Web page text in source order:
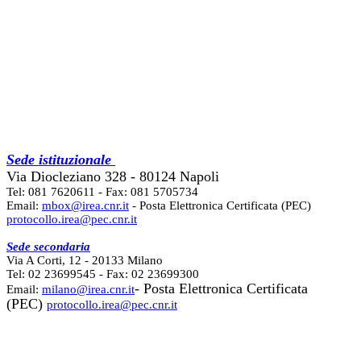
Sede istituzionale
Via Diocleziano 328 - 80124 Napoli
Tel: 081 7620611 - Fax: 081 5705734
Email: mbox@irea.cnr.it - Posta Elettronica Certificata (PEC)
protocollo.irea@pec.cnr.it
Sede secondaria
Via A Corti, 12 - 20133 Milano
Tel: 02 23699545 - Fax: 02 23699300
Email: milano@irea.cnr.it- Posta Elettronica Certificata
(PEC) protocollo.irea@pec.cnr.it